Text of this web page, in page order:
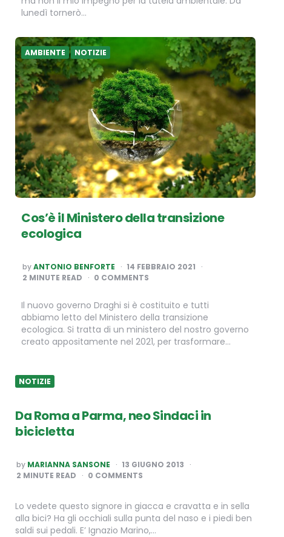
lunedì tornerò…
AMBIENTE NOTIZIE
Cos’è il Ministero della transizione
ecologica
POSTED
BY
byANTONIO BENFORTE
14 FEBBRAIO 2021
2 MINUTE READ 0 COMMENTS
Il nuovo governo Draghi si è costituito e tutti
abbiamo letto del Ministero della transizione
ecologica. Si tratta di un ministero del nostro governo
creato appositamente nel 2021, per trasformare…
NOTIZIE
Da Roma a Parma, neo Sindaci in
bicicletta
POSTED
BY
by MARIANNA SANSONE
13 GIUGNO 2013
2 MINUTE READ 0 COMMENTS
Lo vedete questo signore in giacca e cravatta e in sella
alla bici? Ha gli occhiali sulla punta del naso e i piedi ben
saldi sui pedali. E’ Ignazio Marino,…